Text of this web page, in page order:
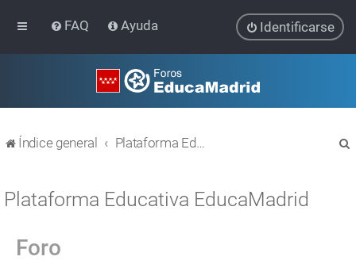
FAQ Ayuda Identificarse
Índice general Plataforma Educativa EducaMadrid
Plataforma Educativa EducaMadrid
Foro